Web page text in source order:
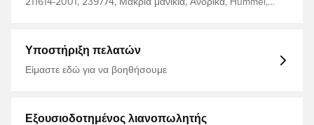
211614-2001, 239774, Μακριά μανίκια, Ανδρικά, Hummel,
Υποστήριξη πελατών
Είμαστε εδώ για να βοηθήσουμε
Εξουσιοδοτημένος λιανοπωλητής